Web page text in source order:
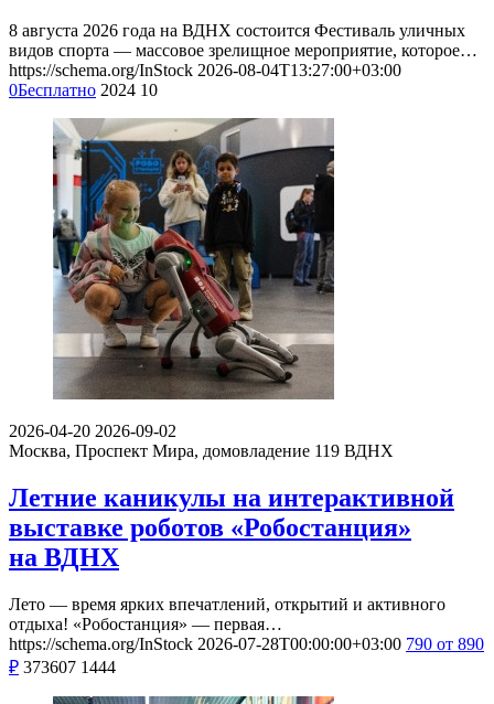
8 августа 2026 года на ВДНХ состоится Фестиваль уличных
видов спорта — массовое зрелищное мероприятие, которое…
https://schema.org/InStock 2026-08-04T13:27:00+03:00
0Бесплатно 2024 10
2026-04-20 2026-09-02
Москва, Проспект Мира, домовладение 119 ВДНХ
Летние каникулы на интерактивной
выставке роботов «Робостанция»
на ВДНХ
Лето — время ярких впечатлений, открытий и активного
отдыха! «Робостанция» — первая…
https://schema.org/InStock 2026-07-28T00:00:00+03:00 790 от 890
₽ 373607 1444